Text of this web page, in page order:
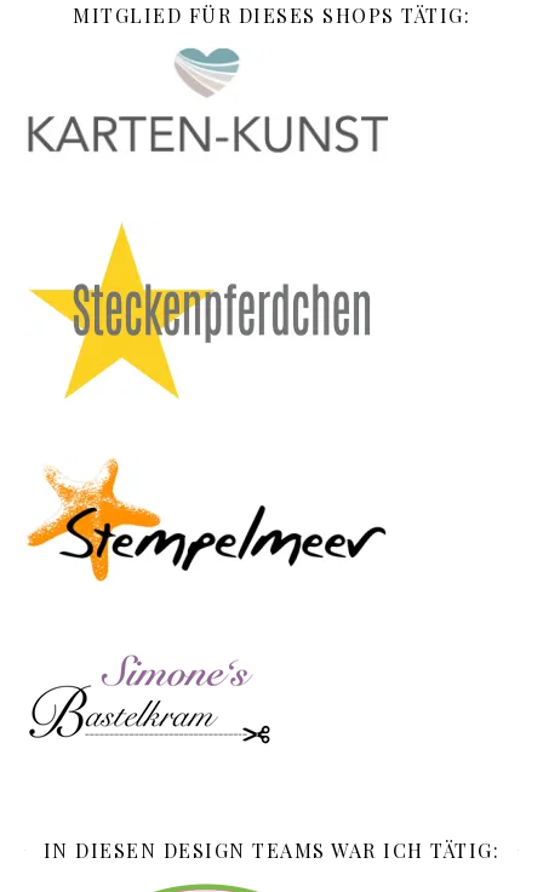
MITGLIED FÜR DIESES SHOPS TÄTIG:
IN DIESEN DESIGN TEAMS WAR ICH TÄTIG: